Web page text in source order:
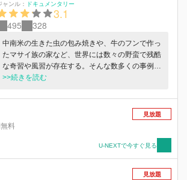
ャンル：
ドキュメンタリー
3.1
495 328
中南米の生きた虫の包み焼きや、牛のフンで作っ
たマサイ族の家など、世界には数々の野蛮で残酷
な奇習や風習が存在する。そんな数多くの事例
を、イタリアの鬼才、グァルティエロ・ヤコペッ
する。
>>続きを読む
料
見放題
U-NEXTで今すぐ見る
見放題